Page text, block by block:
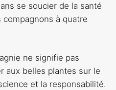
se soucier de la santé
à quatre
ne signifie pas
aux belles plantes sur le
et la responsabilité.